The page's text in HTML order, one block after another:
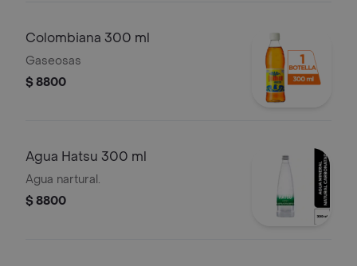
Colombiana 300 ml
Gaseosas
$ 8800
Agua Hatsu 300 ml
Agua nartural.
$ 8800